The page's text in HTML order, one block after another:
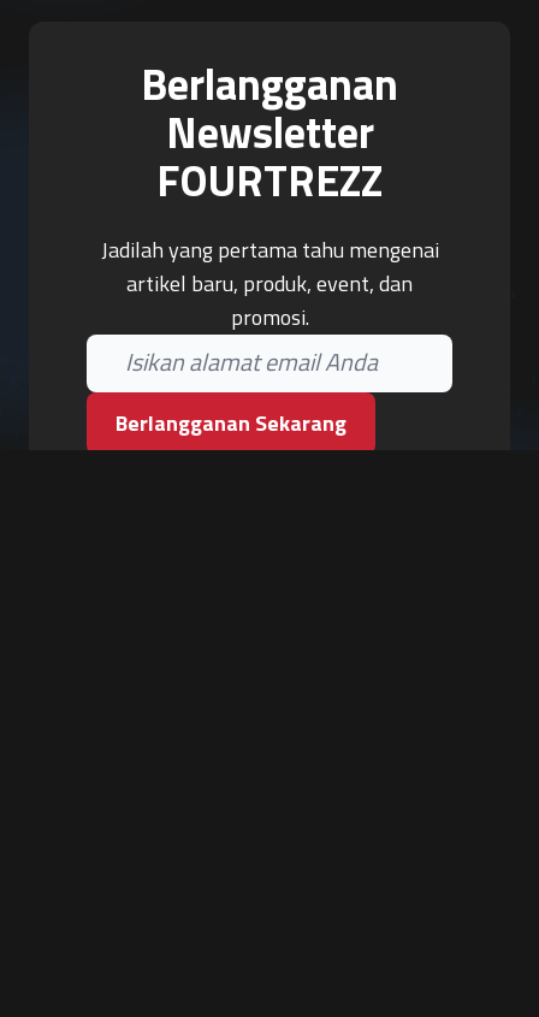
Berlangganan
Newsletter
FOURTREZZ
Jadilah yang pertama tahu mengenai
artikel baru, produk, event, dan
promosi.
Berlangganan Sekarang